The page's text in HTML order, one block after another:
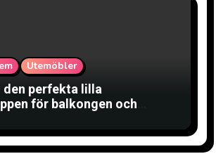
Utemöbler
den perfekta lilla
för balkongen och